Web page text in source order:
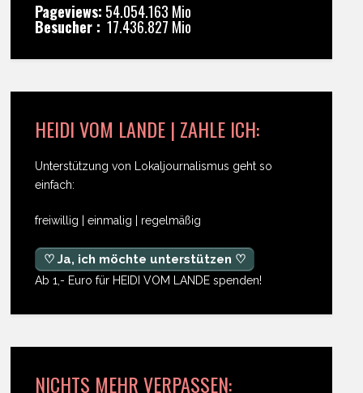
Pageviews: 54.054.163 Mio
Besucher : 17.436.827 Mio
HEIDI VOM LANDE | ZAHLE ICH:
Unterstützung von Lokaljournalismus geht so
einfach:
freiwillig | einmalig | regelmäßig
♡ Ja, ich möchte unterstützen ♡
Ab 1,- Euro für HEIDI VOM LANDE spenden!
NICHTS MEHR VERPASSEN: